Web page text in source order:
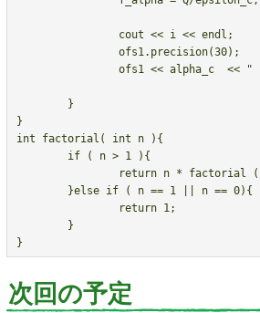
}
int factorial( int n ){
次回の予定